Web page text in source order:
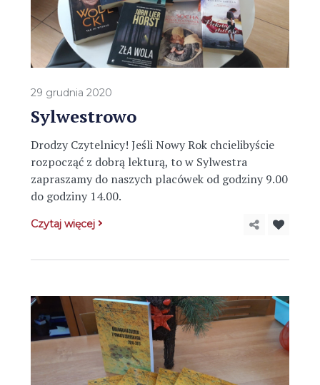
29 grudnia 2020
Sylwestrowo
Drodzy Czytelnicy! Jeśli Nowy Rok chcielibyście
rozpocząć z dobrą lekturą, to w Sylwestra
zapraszamy do naszych placówek od godziny 9.00
do godziny 14.00.
Czytaj więcej